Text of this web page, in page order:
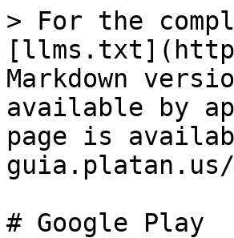
> For the
Markdown
available by
page is
guia.platan.us/
# Google Play